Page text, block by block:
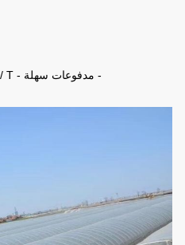
- مدفوعات سهلة - T / T ، ويسترن يونيون ، باي بال ، إلخ.